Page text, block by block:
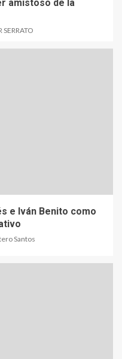
amistoso de la
SERRATO
e Iván Benito como
Santos